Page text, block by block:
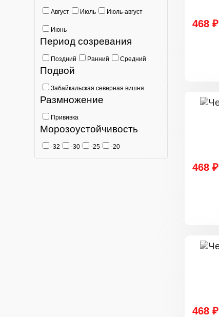
Август Июль Июль-август
Июнь
Период созревания
Поздний Ранний Средний
Подвой
Забайкальская северная вишня
Размножение
Прививка
Морозоустойчивость
-32 -30 -25 -20
468 ₽
468 ₽
468 ₽